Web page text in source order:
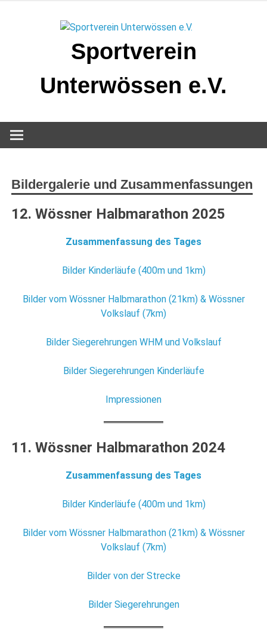
Sportverein
Unterwössen e.V.
Bildergalerie und Zusammenfassungen
12. Wössner Halbmarathon 2025
Zusammenfassung des Tages
Bilder Kinderläufe (400m und 1km)
Bilder vom Wössner Halbmarathon (21km) & Wössner
Volkslauf (7km)
Bilder Siegerehrungen WHM und Volkslauf
Bilder Siegerehrungen Kinderläufe
Impressionen
11. Wössner Halbmarathon 2024
Zusammenfassung des Tages
Bilder Kinderläufe (400m und 1km)
Bilder vom Wössner Halbmarathon (21km) & Wössner
Volkslauf (7km)
Bilder von der Strecke
Bilder Siegerehrungen